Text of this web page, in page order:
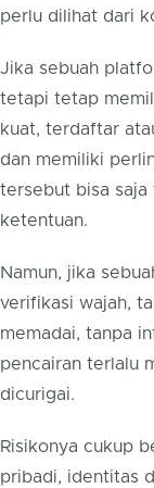
perlu dilihat dari
Jika sebuah
tetapi tetap
kuat, terdaftar
dan memiliki
tersebut bisa saja
ketentuan.
Namun, jika
verifikasi wajah,
memadai, tanpa
pencairan terlalu
dicurigai.
Risikonya cukup
pribadi, identitas